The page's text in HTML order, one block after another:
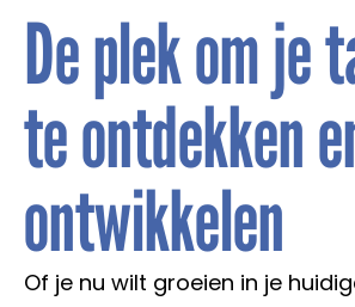
De plek om je
te ontdekken
ontwikkelen
Of je nu wilt groeien in je